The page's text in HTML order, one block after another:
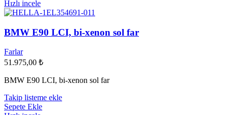
Hızlı incele
BMW E90 LCI, bi-xenon sol far
Farlar
51.975,00 ₺
BMW E90 LCI, bi-xenon sol far
Takip listeme ekle
Sepete Ekle